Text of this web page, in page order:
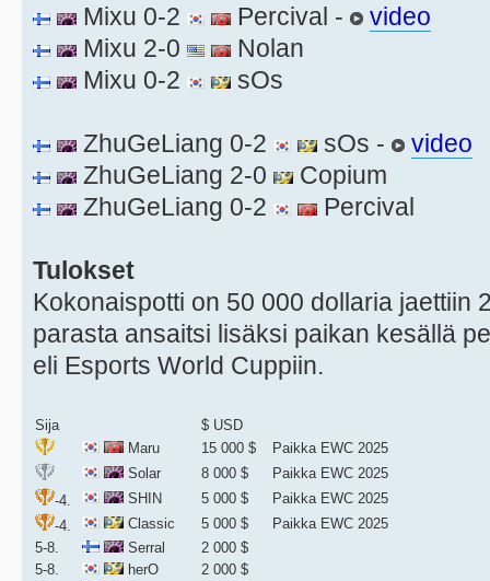
Mixu 0-2 Percival -
video
Mixu 2-0
Nolan
Mixu 0-2
sOs
ZhuGeLiang 0-2 sOs -
video
ZhuGeLiang 2-0
Copium
ZhuGeLiang 0-2
Percival
Tulokset
Kokonaispotti on 50 000 dollaria jaettiin
parasta ansaitsi lisäksi paikan kesällä
eli Esports World Cuppiin.
Sija
$ USD
Maru
15 000 $
Paikka EWC 2025
Solar
8 000 $
Paikka EWC 2025
-4.
SHIN 5 000 $
Paikka EWC 2025
-4.
Classic 5 000 $
Paikka EWC 2025
5-8.
Serral
2 000 $
5-8.
herO
2 000 $